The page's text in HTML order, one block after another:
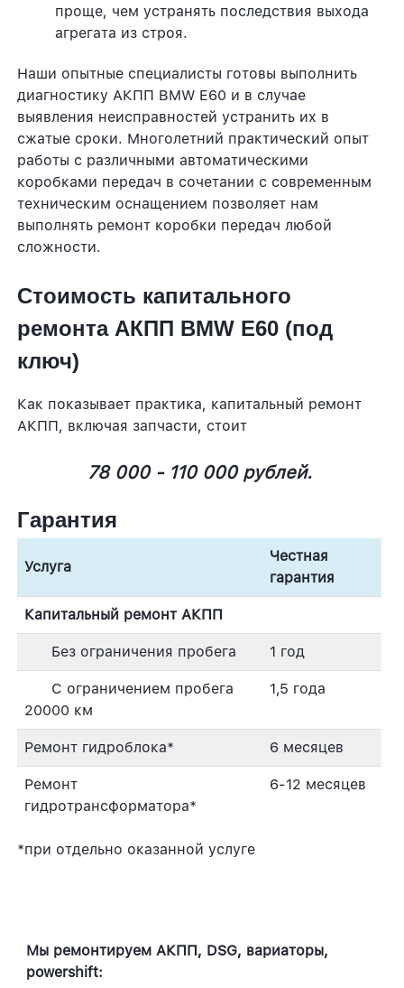
проще, чем устранять последствия выхода
агрегата из строя.
Наши опытные специалисты готовы выполнить
диагностику АКПП BMW E60 и в случае
выявления неисправностей устранить их в
сжатые сроки. Многолетний практический опыт
работы с различными автоматическими
коробками передач в сочетании с современным
техническим оснащением позволяет нам
выполнять ремонт коробки передач любой
сложности.
Стоимость капитального
ремонта АКПП BMW E60 (под
ключ)
Как показывает практика, капитальный ремонт
АКПП, включая запчасти, стоит
78 000 - 110 000 рублей.
Гарантия
Услуга
Честная
гарантия
Капитальный ремонт АКПП
Без ограничения пробега 1 год
С ограничением пробега
20000 км
1,5 года
Ремонт гидроблока* 6 месяцев
Ремонт
гидротрансформатора*
6-12 месяцев
*при отдельно оказанной услуге
Мы ремонтируем АКПП, DSG, вариаторы,
powershift: